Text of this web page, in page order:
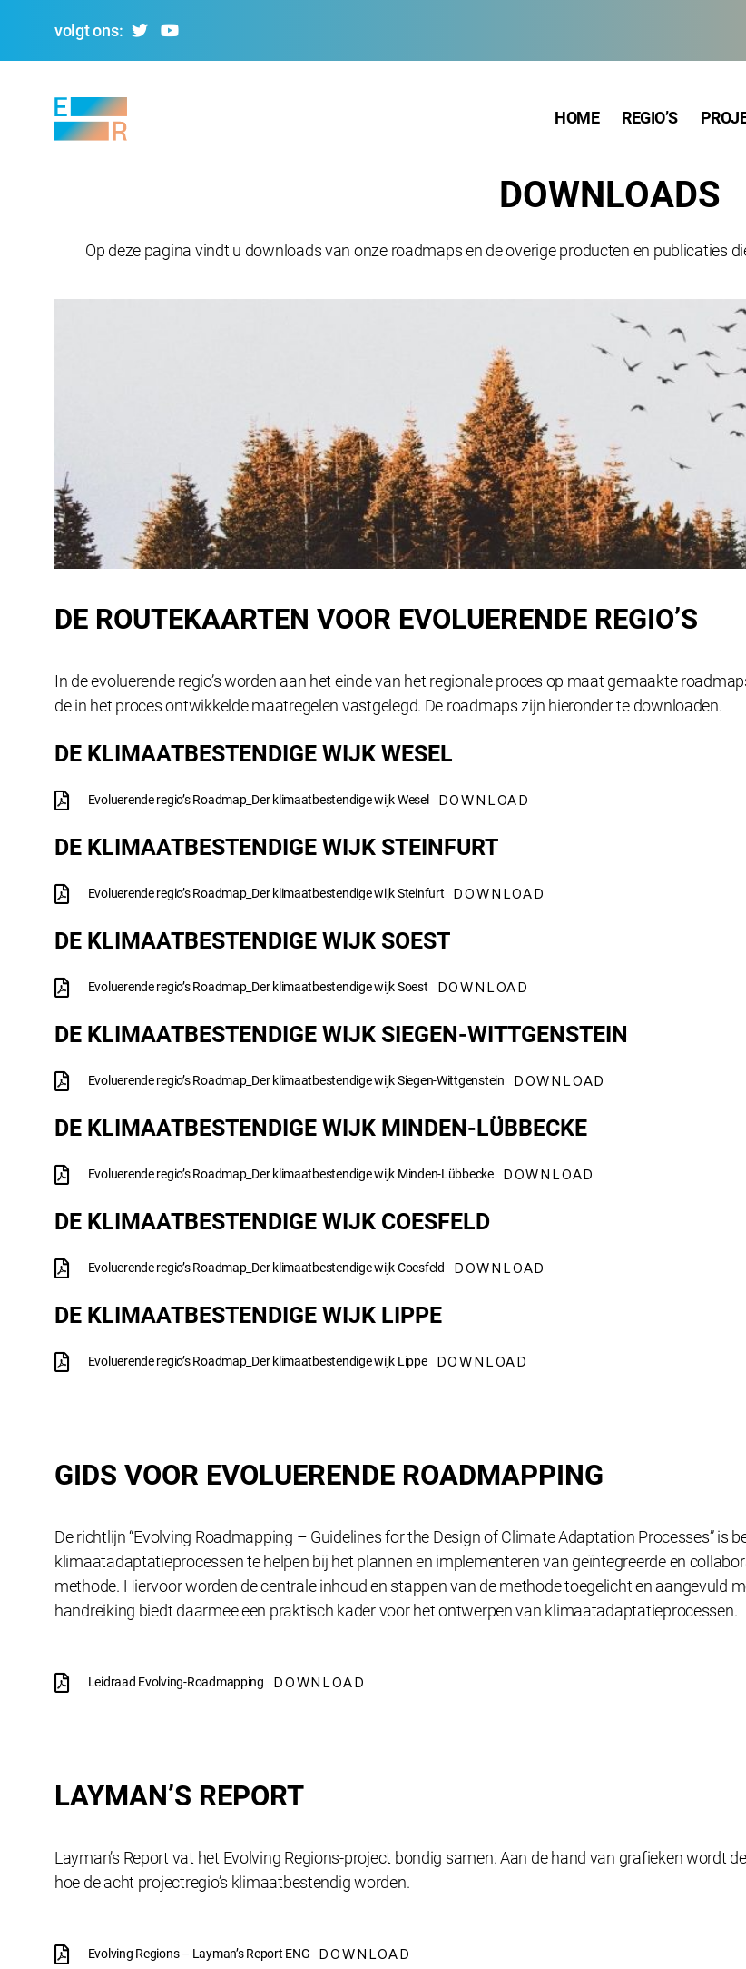
volgt ons:
HOME REGIO’S
DOWNLOADS
Op deze pagina vindt u downloads van onze roadmaps en de overige producten en publicaties
DE ROUTEKAARTEN VOOR EVOLUERENDE REGIO’S
In de evoluerende regio’s worden aan het einde van het regionale proces op maat gemaakte
de in het proces ontwikkelde maatregelen vastgelegd. De roadmaps zijn hieronder te downloaden.
DE KLIMAATBESTENDIGE WIJK WESEL
Evoluerende regio’s Roadmap_Der klimaatbestendige wijk Wesel DOWNLOAD
DE KLIMAATBESTENDIGE WIJK STEINFURT
Evoluerende regio’s Roadmap_Der klimaatbestendige wijk Steinfurt DOWNLOAD
DE KLIMAATBESTENDIGE WIJK SOEST
Evoluerende regio’s Roadmap_Der klimaatbestendige wijk Soest DOWNLOAD
DE KLIMAATBESTENDIGE WIJK SIEGEN-WITTGENSTEIN
Evoluerende regio’s Roadmap_Der klimaatbestendige wijk Siegen-Wittgenstein DOWNLOAD
DE KLIMAATBESTENDIGE WIJK MINDEN-LÜBBECKE
Evoluerende regio’s Roadmap_Der klimaatbestendige wijk Minden-Lübbecke DOWNLOAD
DE KLIMAATBESTENDIGE WIJK COESFELD
Evoluerende regio’s Roadmap_Der klimaatbestendige wijk Coesfeld DOWNLOAD
DE KLIMAATBESTENDIGE WIJK LIPPE
Evoluerende regio’s Roadmap_Der klimaatbestendige wijk Lippe DOWNLOAD
GIDS VOOR EVOLUERENDE ROADMAPPING
De richtlijn “Evolving Roadmapping – Guidelines for the Design of Climate Adaptation Processes”
klimaatadaptatieprocessen te helpen bij het plannen en implementeren van geïntegreerde en
methode. Hiervoor worden de centrale inhoud en stappen van de methode toegelicht en aangevuld
handreiking biedt daarmee een praktisch kader voor het ontwerpen van klimaatadaptatieprocessen.
Leidraad Evolving-Roadmapping DOWNLOAD
LAYMAN’S REPORT
Layman’s Report vat het Evolving Regions-project bondig samen. Aan de hand van grafieken wordt
hoe de acht projectregio’s klimaatbestendig worden.
Evolving Regions – Layman’s Report ENG DOWNLOAD